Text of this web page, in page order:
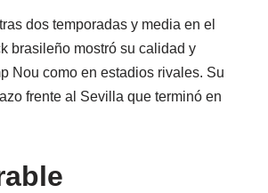
dos temporadas y media en el
brasileño mostró su calidad y
Nou como en estadios rivales. Su
frente al Sevilla que terminó en